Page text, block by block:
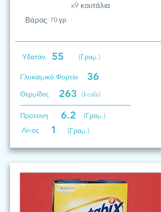
x9 κουτάλια
Βάρος: 70 γρ.
Υδατάν. 55 (Γραμ.)
Γλυκαιμικό Φορτίο 36
Θερμίδες 263 (kcals)
Προτεινη 6.2
(Γραμ.)
Λίπος
1 (Γραμ.)